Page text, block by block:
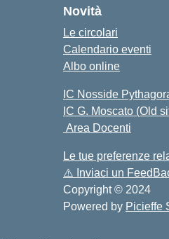
Novità
Le circolari
Calendario eventi
Albo online
IC Nosside
IC G. Moscato (Old
Area Docenti
Le tue preferenze
⚠️ Inviaci un
Copyright © 2024
Powered by Picieffe